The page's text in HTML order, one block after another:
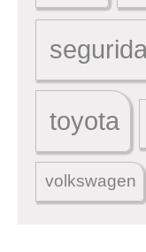
toyota
volkswagen